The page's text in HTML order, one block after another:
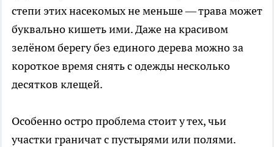
степи этих насекомых не меньше — трава может
буквально кишеть ими. Даже на красивом
зелёном берегу без единого дерева можно за
короткое время снять с одежды несколько
десятков клещей.
Особенно остро проблема стоит у тех, чьи
участки граничат с пустырями или полями.